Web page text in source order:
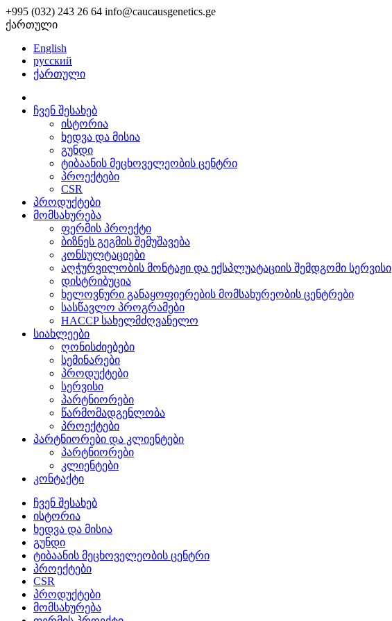
+995 (032) 243 26 64 info@caucausgenetics.ge
ქართული
English
русский
ქართული
ჩვენ შესახებ
ისტორია
ხედვა და მისია
გუნდი
ტიბაანის მეცხოველეობის ცენტრი
პროექტები
CSR
პროდუქტები
მომსახურება
ფერმის პროექტი
ბიზნეს გეგმის შემუშავება
კონსულტაციები
აღჭურვილობის მონტაჟი და ექსპლუატაციის შემდგომი სერვისი
დისტრიბუცია
ხელოვნური განაყოფიერების მომსახურეობის ცენტრები
სასწავლო პროგრამები
HACCP სახელმძღვანელო
სიახლეები
ღონისძიებები
სემინარები
პროდუქტები
სერვისი
პარტნიორები
წარმომადგენლობა
პროექტები
პარტნიორები და კლიენტები
პარტნიორები
კლიენტები
კონტაქტი
ჩვენ შესახებ
ისტორია
ხედვა და მისია
გუნდი
ტიბაანის მეცხოველეობის ცენტრი
პროექტები
CSR
პროდუქტები
მომსახურება